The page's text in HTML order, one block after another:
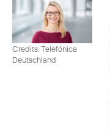
Credits: Telefónica
Deutschland